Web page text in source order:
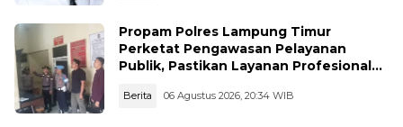
Propam Polres Lampung Timur
Perketat Pengawasan Pelayanan
Publik, Pastikan Layanan Profesional
Berita 06 Agustus 2026, 20:34 WIB